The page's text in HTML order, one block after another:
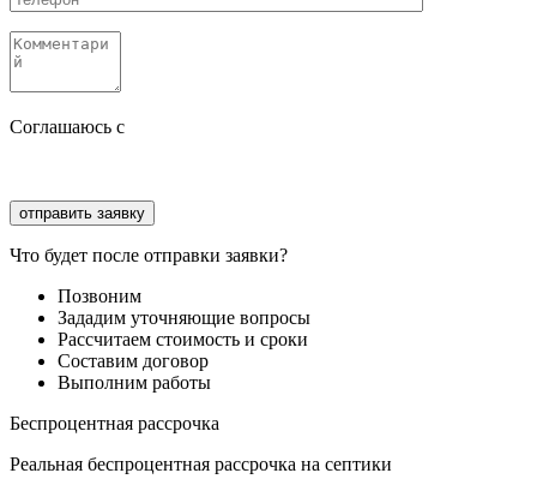
Соглашаюсь с
Что будет после отправки заявки?
Позвоним
Зададим уточняющие вопросы
Рассчитаем стоимость и сроки
Составим договор
Выполним работы
Беспроцентная рассрочка
Реальная беспроцентная рассрочка на септики